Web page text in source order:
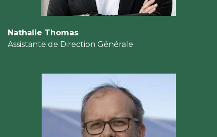
Nathalie Thomas
Assistante de Direction Générale